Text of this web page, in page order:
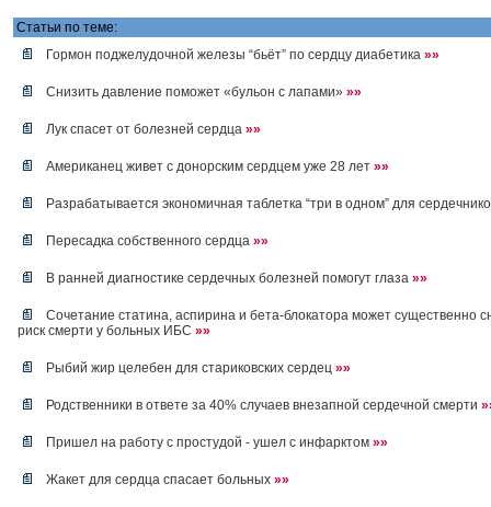
Статьи по теме:
Гормон поджелудочной железы “бьёт” по сердцу диабетика »»
Снизить давление поможет «бульон с лапами» »»
Лук спасет от болезней сердца »»
Американец живет с донорским сердцем уже 28 лет »»
Разрабатывается экономичная таблетка “три в одном” для
Пересадка собственного сердца »»
В ранней диагностике сердечных болезней помогут глаза »»
Сочетание статина, аспирина и бета-блокатора может существенно
риск смерти у больных ИБС »»
Рыбий жир целебен для стариковских сердец »»
Родственники в ответе за 40% случаев внезапной сердечной смерти
Пришел на работу с простудой - ушел с инфарктом »»
Жакет для сердца спасает больных »»